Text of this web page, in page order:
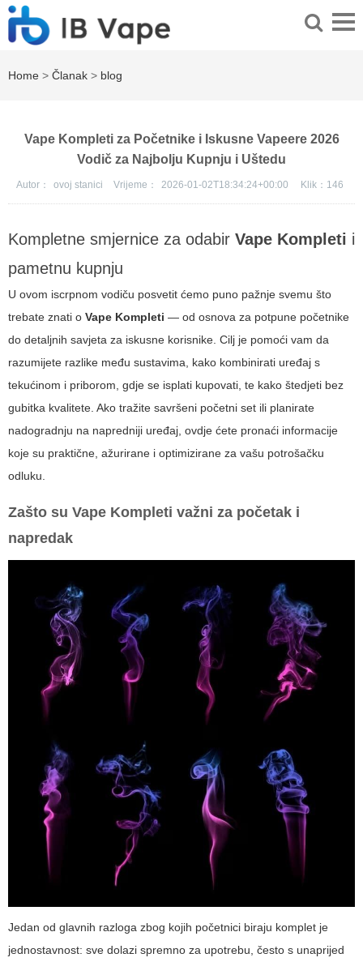
Home > Članak > blog
Vape Kompleti za Početnike i Iskusne Vapeere 2026
Vodič za Najbolju Kupnju i Uštedu
Autor： ovoj stanici Vrijeme： 2026-01-02T18:34:24+00:00 Klik： 146
Kompletne smjernice za odabir Vape Kompleti i
pametnu kupnju
U ovom iscrpnom vodiču posvetit ćemo puno pažnje svemu što
trebate znati o Vape Kompleti — od osnova za potpune početnike
do detaljnih savjeta za iskusne korisnike. Cilj je pomoći vam da
razumijete razlike među sustavima, kako kombinirati uređaj s
tekućinom i priborom, gdje se isplati kupovati, te kako štedjeti bez
gubitka kvalitete. Ako tražite savršeni početni set ili planirate
nadogradnju na napredniji uređaj, ovdje ćete pronaći informacije
koje su praktične, ažurirane i optimizirane za vašu potrošačku
odluku.
Zašto su Vape Kompleti važni za početak i
napredak
Jedan od glavnih razloga zbog kojih početnici biraju komplet je
jednostavnost: sve dolazi spremno za upotrebu, često s unaprijed